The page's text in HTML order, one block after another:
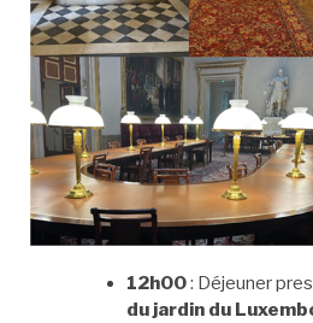
12h00: Déjeuner
du jardin du